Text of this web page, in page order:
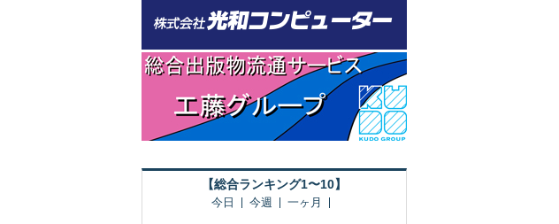
【総合ランキング1〜10】
今日 今週 一ヶ月